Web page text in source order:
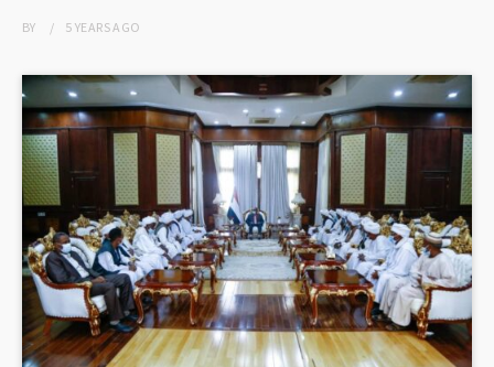
BY 5 YEARSAGO